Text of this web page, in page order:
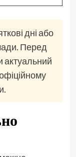
дні або
Перед
актуальний